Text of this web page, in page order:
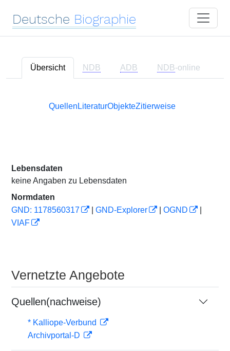
Deutsche Biographie
Übersicht NDB ADB NDB-online
Quellen LiteraturObjekteZitierweise
Lebensdaten
keine Angaben zu Lebensdaten
Normdaten
GND: 1178560317
GND-Explorer OGND
VIAF
Vernetzte Angebote
Quellen(nachweise)
* Kalliope-Verbund
Archivportal-D